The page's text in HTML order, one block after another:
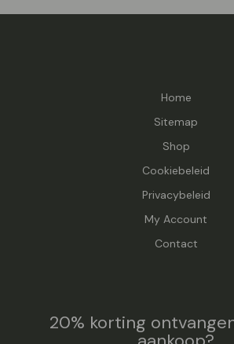
Home
Sitemap
Shop
Cookiebeleid
Privacybeleid
My Account
Contact
20% korting